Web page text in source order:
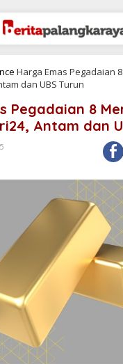
Harga Emas Pegadaian
dan UBS Turun
Pegadaian 8
Antam dan